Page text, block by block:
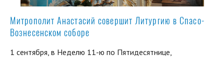
Митрополит Анастасий совершит Литургию в Спасо-
Вознесенском соборе
1 сентября, в Неделю 11-ю по Пятидесятнице,